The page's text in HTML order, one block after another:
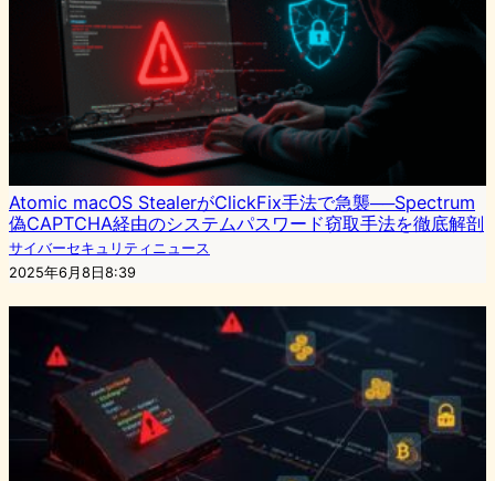
Atomic macOS StealerがClickFix手法で急襲──Spectrum
偽CAPTCHA経由のシステムパスワード窃取手法を徹底解剖
サイバーセキュリティニュース
2025年6月8日8:39